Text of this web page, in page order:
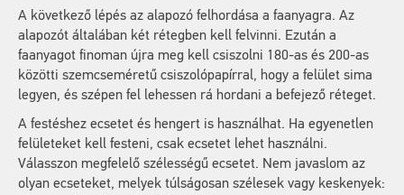
A következő lépés az alapozó felhordása a faanyagra. Az
alapozót általában két rétegben kell felvinni. Ezután a
faanyagot finoman újra meg kell csiszolni 180-as és 200-as
közötti szemcseméretű csiszolópapírral, hogy a felület sima
legyen, és szépen fel lehessen rá hordani a befejező réteget.
A festéshez ecsetet és hengert is használhat. Ha egyenetlen
felületeket kell festeni, csak ecsetet lehet használni.
Válasszon megfelelő szélességű ecsetet. Nem javaslom az
olyan ecseteket, melyek túlságosan szélesek vagy keskenyek: